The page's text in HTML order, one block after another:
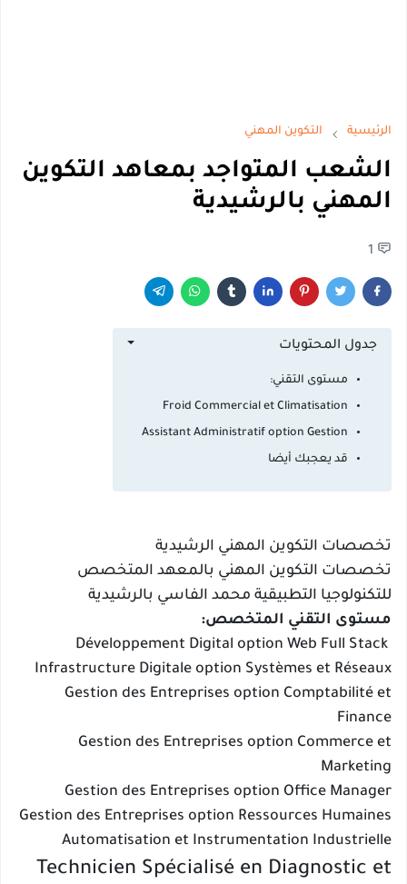
الرئيسية التكوين المهني
الشعب المتواجد بمعاهد التكوين
المهني بالرشيدية
1
جدول المحتويات
مستوى التقني:
Froid Commercial et Climatisation
Assistant Administratif option Gestion
قد يعجبك أيضا
تخصصات التكوين المهني الرشيدية
تخصصات التكوين المهني بالمعهد المتخصص
للتكنولوجيا التطبيقية محمد الفاسي بالرشيدية
مستوى التقني المتخصص:
Infrastructure Digitale option Systèmes et Réseaux
Gestion des Entreprises option Comptabilité et
Finance
Gestion des Entreprises option Commerce et
Marketing
Gestion des Entreprises option Office Manager
Gestion des Entreprises option Ressources Humaines
Automatisation et Instrumentation Industrielle
Technicien Spécialisé en Diagnostic et